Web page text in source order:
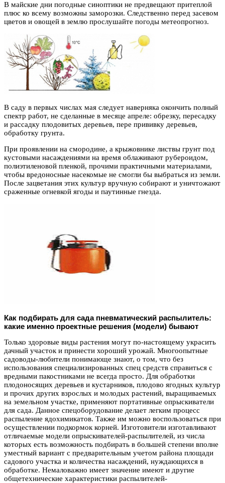
В майские дни погодные синоптики не предвещают притеплой
плюс ко всему возможны заморозки. Следственно перед засевом
цветов и овощей в землю прослушайте погоды метеопрогноз.
В саду в первых числах мая следует наверняка окончить полный
спектр работ, не сделанные в месяце апреле: обрезку, пересадку
и рассадку плодовитых деревьев, пере прививку деревьев,
обработку грунта.
При проявлении на смородине, а крыжовнике листвы грунт под
кустовыми насаждениями на время облаживают рубероидом,
полиэтиленовой пленкой, прочими практичными материалами,
чтобы вредоносные насекомые не смогли бы выбраться из земли.
После зацветания этих культур вручную собирают и уничтожают
сраженные огневкой ягоды и паутинные гнезда.
Как подбирать для сада пневматический распылитель:
какие именно проектные решения (модели) бывают
Только здоровые виды растения могут по-настоящему украсить
дачный участок и принести хороший урожай. Многоопытные
садоводы-любители понимающе знают, о том, что без
использования специализированных спец средств справиться с
вредными пакостниками не всегда просто. Для обработки
плодоносящих деревьев и кустарников, плодово ягодных культур
и прочих других взрослых и молодых растений, выращиваемых
на земельном участке, применяют портативные опрыскиватели
для сада. Данное спецоборудование делает легким процесс
распыление ядохимикатов. Также им можно воспользоваться при
осуществлении подкормок корней. Изготовители изготавливают
отличаемые модели опрыскивателей-распылителей, из числа
которых есть возможность подбирать в большей степени вполне
уместный вариант с предварительным учетом района площади
садового участка и количества насаждений, нуждающихся в
обработке. Немаловажно имеет значение имеют и другие
общетехнические характеристики распылителей-